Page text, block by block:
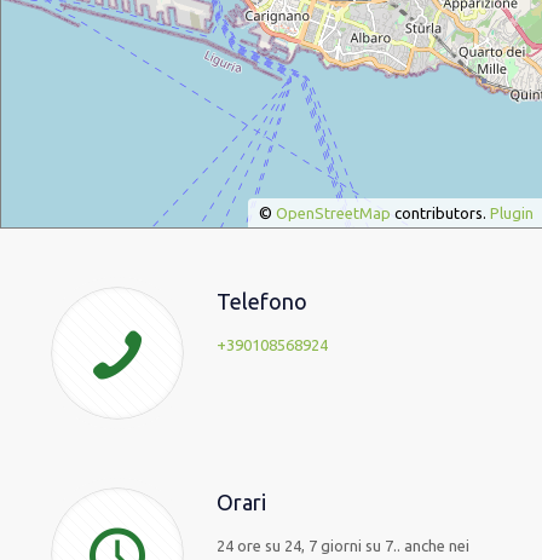
© OpenStreetMap contributors. Plugin
Telefono
+390108568924
Orari
24 ore su 24, 7 giorni su 7.. anche nei